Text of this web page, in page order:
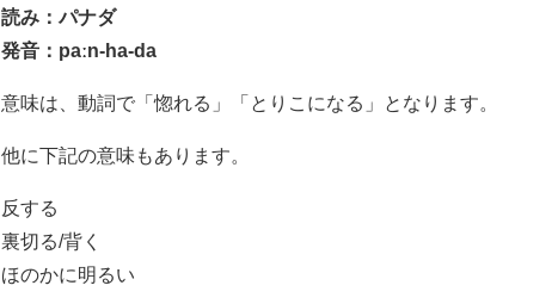
読み：パナダ
発音：paːn-ha-da
意味は、動詞で「惚れる」「とりこになる」となります。
他に下記の意味もあります。
反する
裏切る/背く
ほのかに明るい